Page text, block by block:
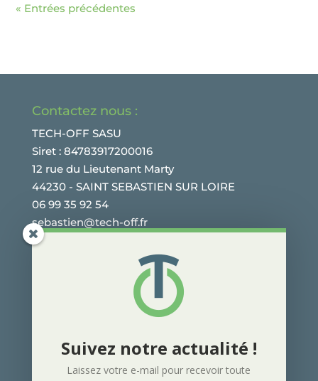
« Entrées précédentes
Contactez nous :
TECH-OFF SASU
Siret : 84783917200016
12 rue du Lieutenant Marty
44230 - SAINT SEBASTIEN SUR LOIRE
06 99 35 92 54
sebastien@tech-off.fr
Suivez notre actualité !
Laissez votre e-mail pour recevoir toute